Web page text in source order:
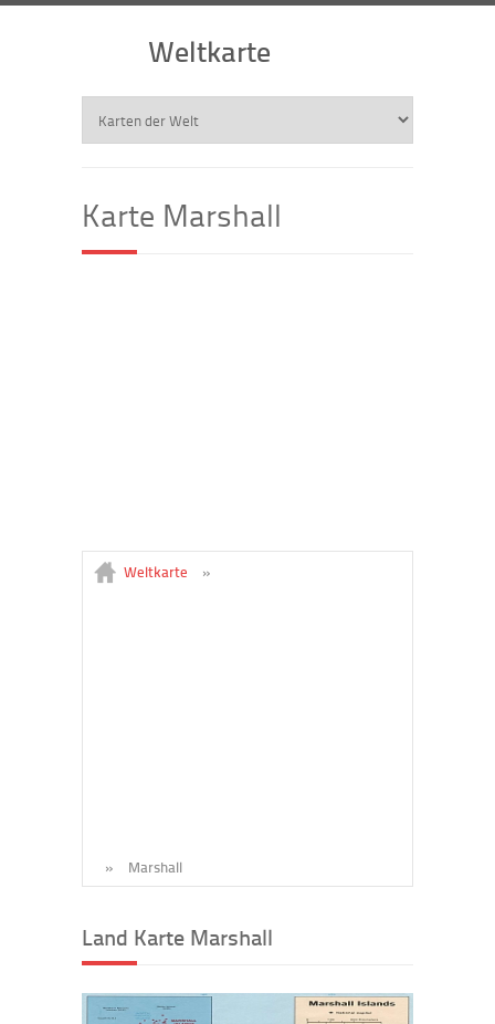
Weltkarte
Karte Marshall
Weltkarte »
» Marshall
Land Karte Marshall